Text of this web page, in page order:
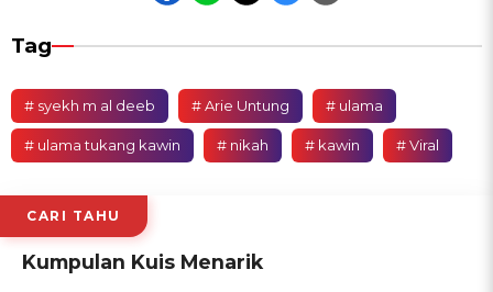
Tag
# syekh m al deeb # Arie Untung # ulama
# ulama tukang kawin # nikah # kawin # Viral
CARI TAHU
Kumpulan Kuis Menarik